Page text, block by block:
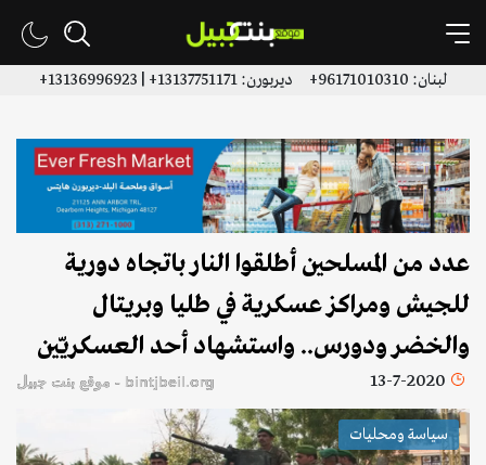
لبنان: 96171010310+ ديربورن: 13137751171+ | 13136996923+
عدد من المسلحين أطلقوا النار باتجاه دورية
للجيش ومراكز عسكرية في طليا وبريتال
والخضر ودورس.. واستشهاد أحد العسكريّين
13-7-2020 bintjbeil.org - موقع بنت جبيل
سياسة ومحليات